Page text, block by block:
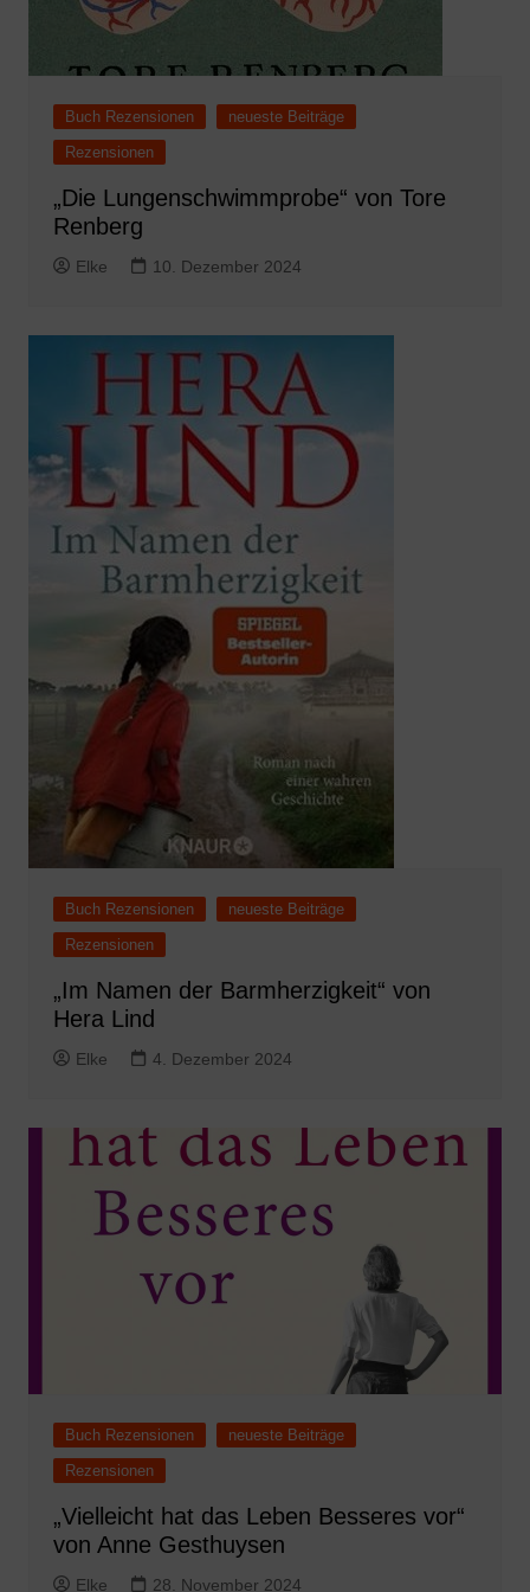
Buch Rezensionen
neueste Beiträge
Rezensionen
„Die Lungenschwimmprobe“ von Tore
Renberg
Elke 10. Dezember 2024
Buch Rezensionen
neueste Beiträge
Rezensionen
„Im Namen der Barmherzigkeit“ von
Hera Lind
Elke 4. Dezember 2024
Buch Rezensionen
neueste Beiträge
Rezensionen
„Vielleicht hat das Leben Besseres vor“
von Anne Gesthuysen
Elke 28. November 2024